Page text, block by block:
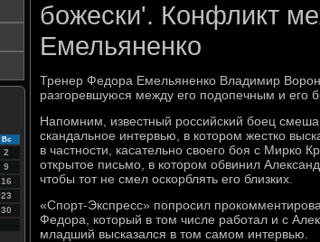
Вс
2
9
16
23
30
божески'. Конфликт
Емельяненко
Тренер Федора Емельяненко Владимир
разгоревшуюся между его подопечным и его
Напомним, известный российский боец
скандальное интервью, в котором жестко
в частности, касательно своего боя с Мирко
открытое письмо, в котором обвинил
чтобы тот не смел оскорблять его близких.
«Спорт-Экспресс» попросил
Федора, который в том числе работал и с
младший высказался в том самом интервью.